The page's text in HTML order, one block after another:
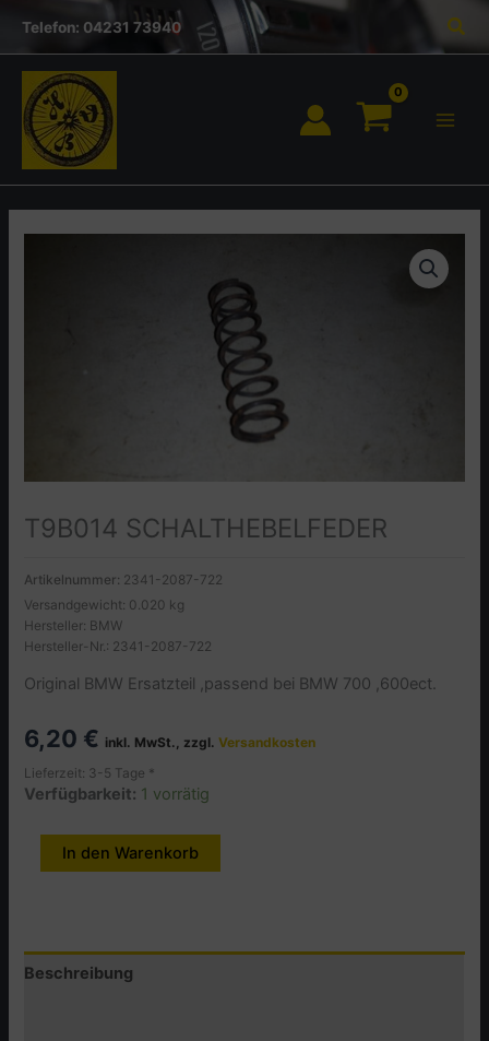
springen
Inhalt
Telefon: 04231 73940
T9B014 SCHALTHEBELFEDER
Artikelnummer: 2341-2087-722
Versandgewicht: 0.020 kg
Hersteller: BMW
Hersteller-Nr.: 2341-2087-722
Original BMW Ersatzteil ,passend bei BMW 700 ,600ect.
6,20 € inkl. MwSt., zzgl.Versandkosten
Lieferzeit: 3-5 Tage *
Verfügbarkeit: 1 vorrätig
T9B014
SCHALTHEBELFEDER
In den Warenkorb
Beschreibung